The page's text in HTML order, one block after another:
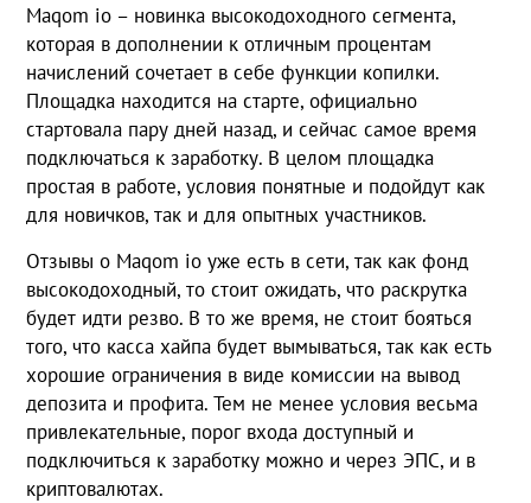
Maqom io – новинка высокодоходного сегмента,
которая в дополнении к отличным процентам
начислений сочетает в себе функции копилки.
Площадка находится на старте, официально
стартовала пару дней назад, и сейчас самое время
подключаться к заработку. В целом площадка
простая в работе, условия понятные и подойдут как
для новичков, так и для опытных участников.
Отзывы о Maqom io уже есть в сети, так как фонд
высокодоходный, то стоит ожидать, что раскрутка
будет идти резво. В то же время, не стоит бояться
того, что касса хайпа будет вымываться, так как есть
хорошие ограничения в виде комиссии на вывод
депозита и профита. Тем не менее условия весьма
привлекательные, порог входа доступный и
подключиться к заработку можно и через ЭПС, и в
криптовалютах.